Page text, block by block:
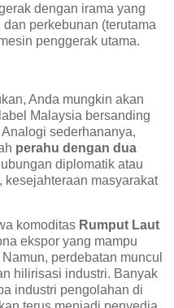
dengan irama yang
perkebunan (terutama
penggerak utama.
Anda mungkin akan
Malaysia bersanding
sederhananya,
perahu dengan dua
diplomatik atau
kesejahteraan masyarakat
komoditas Rumput Laut
ekspor yang mampu
perdebatan muncul
hilirisasi industri. Banyak
industri pengolahan di